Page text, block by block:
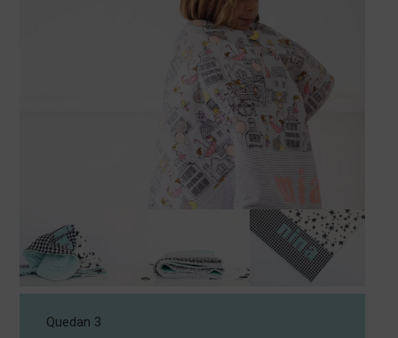
Quedan 3